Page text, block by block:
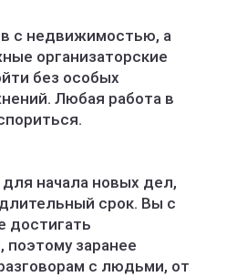
с недвижимостью, а
организаторские
без особых
Любая работа в
начала новых дел,
срок. Вы с
достигать
поэтому заранее
с людьми, от